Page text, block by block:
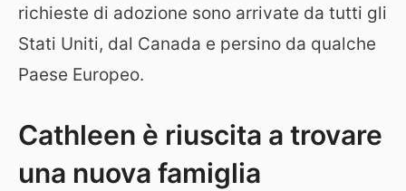
richieste di adozione sono arrivate da tutti gli
Stati Uniti, dal Canada e persino da qualche
Paese Europeo.
Cathleen è riuscita a trovare
una nuova famiglia